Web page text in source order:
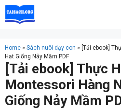
Skip
to
Home » Sách nuôi dạy con » [Tải ebook]
Hạt Giống Nảy Mầm PDF
[Tải ebook] Thực
Montessori Hàng
Giống Nảy Mầm